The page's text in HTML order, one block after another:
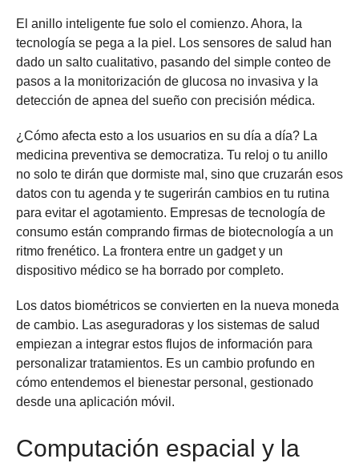
El anillo inteligente fue solo el comienzo. Ahora, la
tecnología se pega a la piel. Los sensores de salud han
dado un salto cualitativo, pasando del simple conteo de
pasos a la monitorización de glucosa no invasiva y la
detección de apnea del sueño con precisión médica.
¿Cómo afecta esto a los usuarios en su día a día? La
medicina preventiva se democratiza. Tu reloj o tu anillo
no solo te dirán que dormiste mal, sino que cruzarán esos
datos con tu agenda y te sugerirán cambios en tu rutina
para evitar el agotamiento. Empresas de tecnología de
consumo están comprando firmas de biotecnología a un
ritmo frenético. La frontera entre un gadget y un
dispositivo médico se ha borrado por completo.
Los datos biométricos se convierten en la nueva moneda
de cambio. Las aseguradoras y los sistemas de salud
empiezan a integrar estos flujos de información para
personalizar tratamientos. Es un cambio profundo en
cómo entendemos el bienestar personal, gestionado
desde una aplicación móvil.
Computación espacial y la